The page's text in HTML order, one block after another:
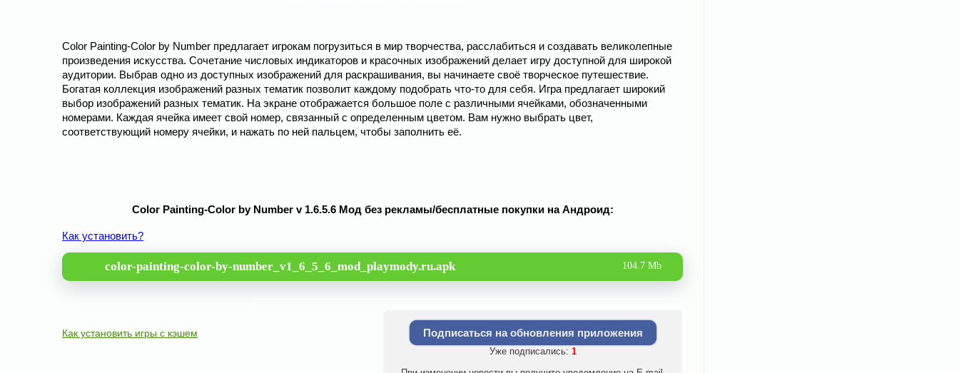
Color Painting-Color by Number предлагает игрокам погрузиться в мир творчества, расслабиться и создавать великолепные
произведения искусства. Сочетание числовых индикаторов и красочных изображений делает игру доступной для широкой
аудитории. Выбрав одно из доступных изображений для раскрашивания, вы начинаете своё творческое путешествие.
Богатая коллекция изображений разных тематик позволит каждому подобрать что-то для себя. Игра предлагает широкий
выбор изображений разных тематик. На экране отображается большое поле с различными ячейками, обозначенными
номерами. Каждая ячейка имеет свой номер, связанный с определенным цветом. Вам нужно выбрать цвет,
соответствующий номеру ячейки, и нажать по ней пальцем, чтобы заполнить её.
Color Painting-Color by Number v 1.6.5.6 Мод без рекламы/бесплатные покупки на Андроид:
Как установить?
color-painting-color-by-number_v1_6_5_6_mod_playmody.ru.apk 104.7 Mb
Как установить игры с кэшем Подписаться на обновления приложения
Уже подписались: 1